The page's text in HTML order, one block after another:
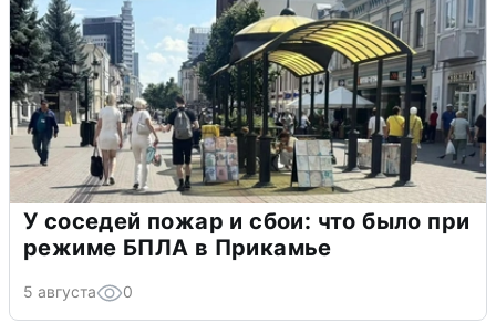
У соседей пожар и сбои: что было при
режиме БПЛА в Прикамье
5 августа 0